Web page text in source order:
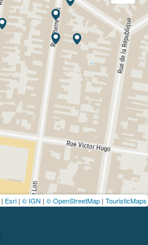
| Esri | © IGN | © OpenStreetMap | TouristicMaps